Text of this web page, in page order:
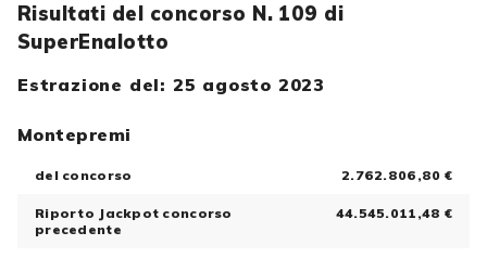
Risultati del concorso N. 109 di
SuperEnalotto
Estrazione del: 25 agosto 2023
Montepremi
del concorso 2.762.806,80 €
Riporto Jackpot concorso
precedente
44.545.011,48 €